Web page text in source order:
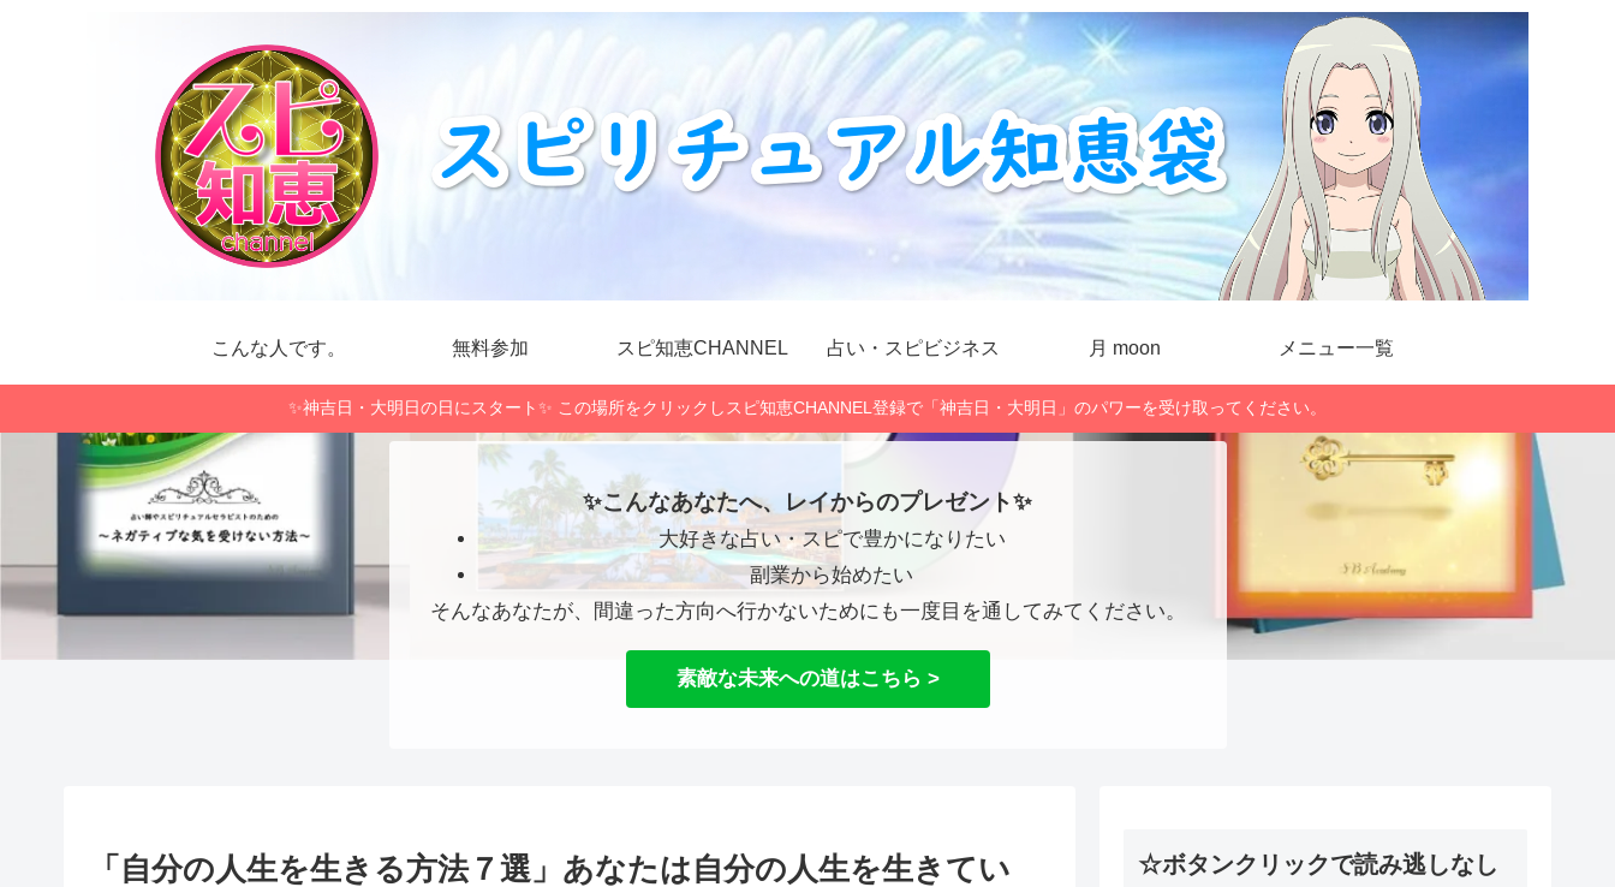
こんな人です。 無料参加 スピ知恵CHANNEL 占い・スピビジネス 月 moon メニュー一覧
✨神吉日・大明日の日にスタート✨ この場所をクリックしスピ知恵CHANNEL登録で「神吉日・大明日」のパワーを受け取ってください。
✨こんなあなたへ、レイからのプレゼント✨
大好きな占い・スピで豊かになりたい
副業から始めたい
そんなあなたが、間違った方向へ行かないためにも一度目を通してみてください。
素敵な未来への道はこちら >
「自分の人生を生きる方法７選」あなたは自分の人生を生きてい
☆ボタンクリックで読み逃しなし